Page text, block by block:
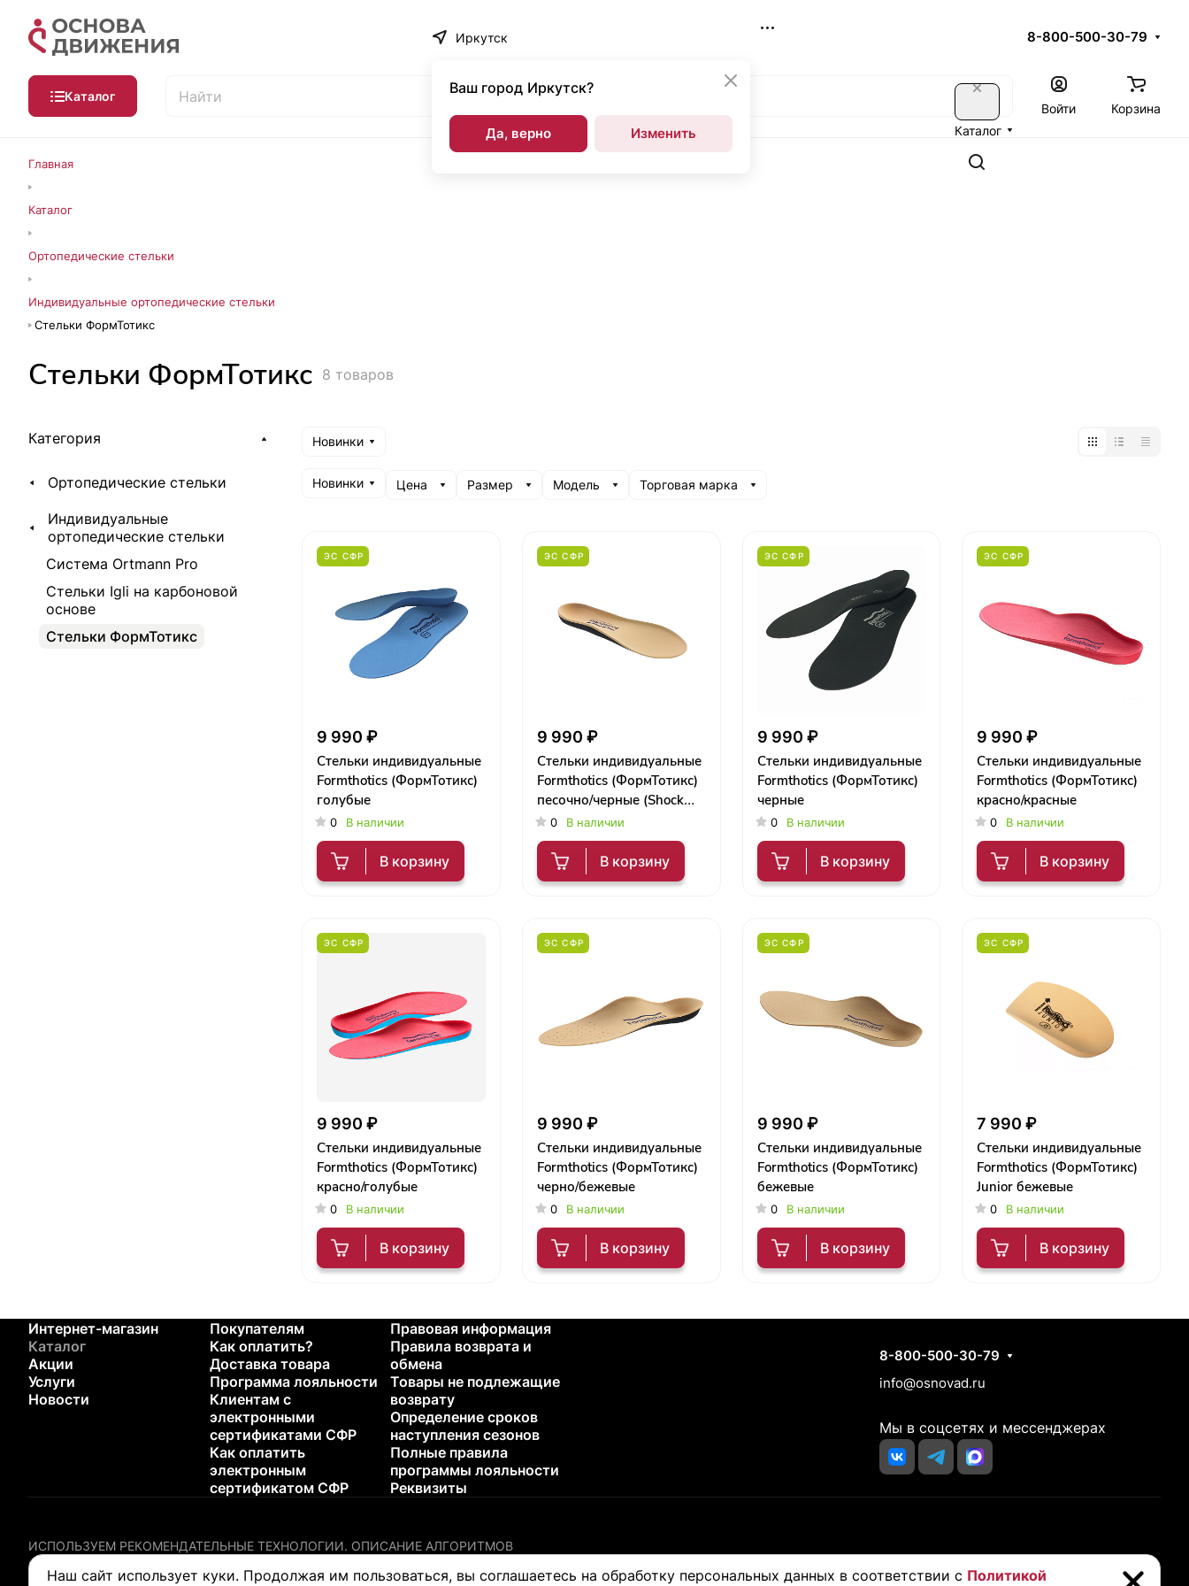
Иркутск
Ваш город Иркутск?
Да, верно Изменить
8-800-500-30-79
Каталог
Каталог
Войти Корзина
Главная
Каталог
Ортопедические стельки
Индивидуальные ортопедические стельки
Стельки ФормТотикс
Стельки ФормТотикс 8 товаров
Новинки
Новинки Цена Размер Модель Торговая марка
ЭС СФР
9 990 ₽
Стельки индивидуальные
Formthotics (ФормТотикс)
голубые
0 В наличии
В корзину
ЭС СФР
9 990 ₽
Стельки индивидуальные
Formthotics (ФормТотикс)
песочно/черные (Shock
Stop)
0 В наличии
В корзину
ЭС СФР
9 990 ₽
Стельки индивидуальные
Formthotics (ФормТотикс)
черные
0 В наличии
В корзину
ЭС СФР
9 990 ₽
Стельки индивидуальные
Formthotics (ФормТотикс)
красно/красные
0 В наличии
В корзину
ЭС СФР
9 990 ₽
Стельки индивидуальные
Formthotics (ФормТотикс)
красно/голубые
0 В наличии
В корзину
ЭС СФР
9 990 ₽
Стельки индивидуальные
Formthotics (ФормТотикс)
черно/бежевые
0 В наличии
В корзину
ЭС СФР
9 990 ₽
Стельки индивидуальные
Formthotics (ФормТотикс)
бежевые
0 В наличии
В корзину
ЭС СФР
7 990 ₽
Стельки индивидуальные
Formthotics (ФормТотикс)
Junior бежевые
0 В наличии
В корзину
Категория
Ортопедические стельки
Индивидуальные
ортопедические стельки
Cистема Ortmann Pro
Стельки Igli на карбоновой
основе
Стельки ФормТотикс
Интернет-магазин
Каталог
Акции
Услуги
Новости
Покупателям
Как оплатить?
Доставка товара
Программа лояльности
Клиентам с
электронными
сертификатами СФР
Как оплатить
электронным
сертификатом СФР
Правовая информация
Правила возврата и
обмена
Товары не подлежащие
возврату
Определение сроков
наступления сезонов
Полные правила
программы лояльности
Реквизиты
8-800-500-30-79
info@osnovad.ru
Мы в соцсетях и мессенджерах
ИСПОЛЬЗУЕМ РЕКОМЕНДАТЕЛЬНЫЕ ТЕХНОЛОГИИ. ОПИСАНИЕ АЛГОРИТМОВ
Содержание настоящего сайта не предназначено для диагностики или лечения каких-либо проблем со здоровьем. Пожалуйста, проконсультируйтесь с вашим врачом перед покупкой
любого медицинского изделия.
Наш сайт использует куки. Продолжая им пользоваться, вы соглашаетесь на обработку персональных данных в соответствии с Политикой